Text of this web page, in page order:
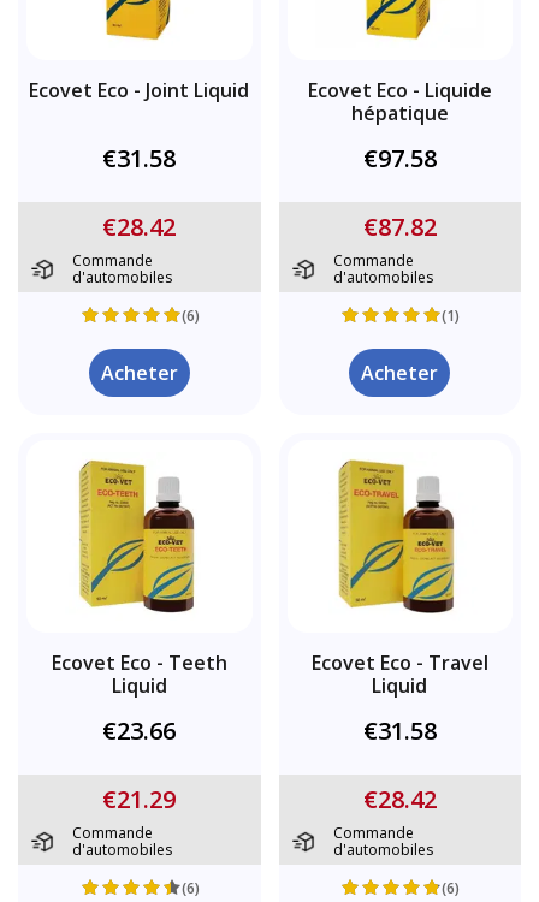
Ecovet Eco - Joint Liquid
€31.58
€28.42
Commande
d'automobiles
(6)
Acheter
Ecovet Eco - Liquide
hépatique
€97.58
€87.82
Commande
d'automobiles
(1)
Acheter
Ecovet Eco - Teeth
Liquid
€23.66
€21.29
Commande
d'automobiles
(6)
Ecovet Eco - Travel
Liquid
€31.58
€28.42
Commande
d'automobiles
(6)